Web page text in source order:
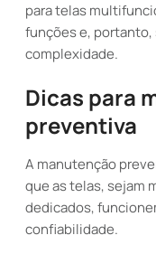
para telas
funções e, portanto,
complexidade.
Dicas para
preventiva
A manutenção
que as telas, sejam
dedicados,
confiabilidade.